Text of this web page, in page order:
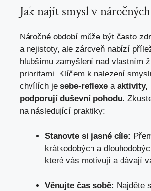
Jak najít smysl v
Náročné období může být často
a nejistoty, ale zároveň nabízí
hlubšímu zamyšlení nad vlastním
prioritami. Klíčem k nalezení
chvílích je sebe-reflexe a aktivity,
podporují duševní pohodu.
na následující praktiky:
Stanovte si jasné cíle:
krátkodobých a
které vás motivují a dávají
Věnujte čas sobě: Najděte